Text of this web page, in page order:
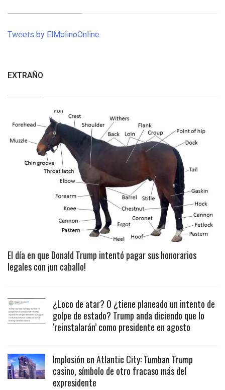
Tweets by ElMolinoOnline
EXTRAÑO
El día en que Donald Trump intentó pagar sus honorarios
legales con ¡un caballo!
¿Loco de atar? O ¿tiene planeado un intento de
golpe de estado? Trump anda diciendo que lo
‘reinstalarán’ como presidente en agosto
Implosión en Atlantic City: Tumban Trump
casino, símbolo de otro fracaso más del
expresidente